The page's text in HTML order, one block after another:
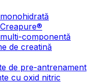
componentă
de creatină
de pre-antrenament
cu oxid nitric